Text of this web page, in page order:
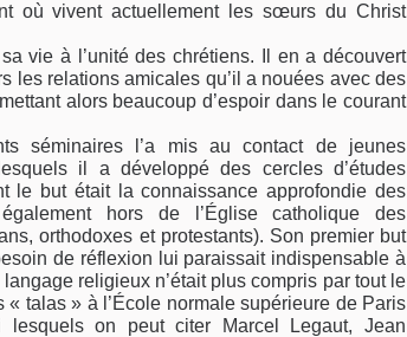
où vivent actuellement les sœurs du Christ
vie à l’unité des chrétiens. Il en a découvert
les relations amicales qu’il a nouées avec des
alors beaucoup d’espoir dans le courant
séminaires l’a mis au contact de jeunes
il a développé des cercles d’études
le but était la connaissance approfondie des
hors de l’Église catholique des
orthodoxes et protestants). Son premier but
de réflexion lui paraissait indispensable à
religieux n’était plus compris par tout le
talas » à l’École normale supérieure de Paris
on peut citer Marcel Legaut, Jean